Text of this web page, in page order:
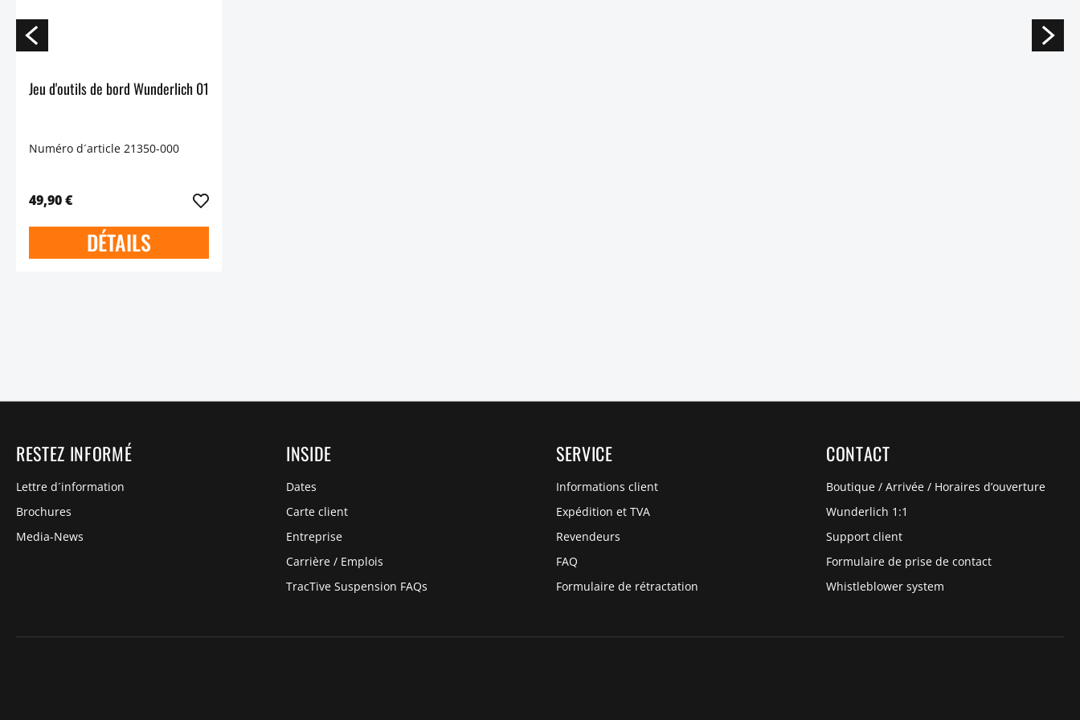
Jeu d'outils de bord Wunderlich 01
Numéro d´article 21350-000
49,90 €
DÉTAILS
RESTEZ INFORMÉ
Lettre d´information
Brochures
Media-News
INSIDE
Dates
Carte client
Entreprise
Carrière / Emplois
TracTive Suspension FAQs
SERVICE
Informations client
Expédition et TVA
Revendeurs
FAQ
Formulaire de rétractation
CONTACT
Boutique / Arrivée / Horaires d’ouverture
Wunderlich 1:1
Support client
Formulaire de prise de contact
Whistleblower system